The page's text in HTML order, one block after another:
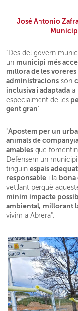
José Antonio
"Des del govern
un municipi més
millora de les voreres
administracions són
inclusiva i adaptada a
especialment de les
gent gran".
"Apostem per un
animals de companyia
amables que fomentin
Defensem un
tinguinespais
responsable i la bona
vetllant perquè
mínim impacte
ambiental, millorant
vivim a Abrera".